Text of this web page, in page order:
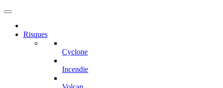
Risques
Cyclone
Incendie